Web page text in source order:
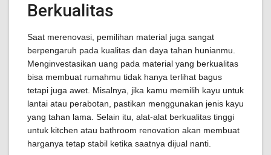
Berkualitas
Saat merenovasi, pemilihan material juga sangat
berpengaruh pada kualitas dan daya tahan hunianmu.
Menginvestasikan uang pada material yang berkualitas
bisa membuat rumahmu tidak hanya terlihat bagus
tetapi juga awet. Misalnya, jika kamu memilih kayu untuk
lantai atau perabotan, pastikan menggunakan jenis kayu
yang tahan lama. Selain itu, alat-alat berkualitas tinggi
untuk kitchen atau bathroom renovation akan membuat
harganya tetap stabil ketika saatnya dijual nanti.